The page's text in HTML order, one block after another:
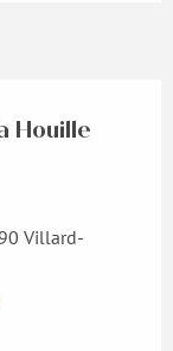
Houille
Villard-